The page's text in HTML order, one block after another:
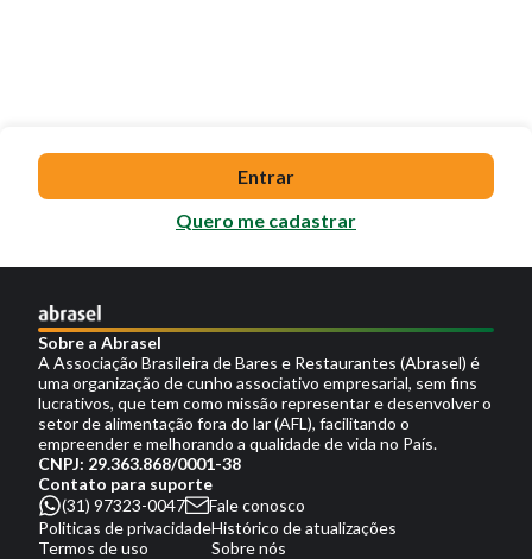
Entrar
Quero me cadastrar
Sobre a Abrasel
A Associação Brasileira de Bares e Restaurantes (Abrasel) é
uma organização de cunho associativo empresarial, sem fins
lucrativos, que tem como missão representar e desenvolver o
setor de alimentação fora do lar (AFL), facilitando o
empreender e melhorando a qualidade de vida no País.
CNPJ: 29.363.868/0001-38
Contato para suporte
(31) 97323-0047
Fale conosco
Politicas de privacidade
Termos de uso
Histórico de atualizações
Sobre nós